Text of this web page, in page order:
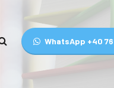
WhatsApp +40